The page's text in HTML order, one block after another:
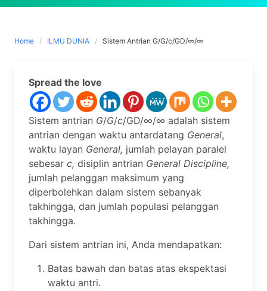
Home ILMU DUNIA Sistem Antrian G/G/c/GD/∞/∞
Spread the love
Sistem antrian G/G/c/GD/∞/∞ adalah sistem
antrian dengan waktu antardatang General,
waktu layan General, jumlah pelayan paralel
sebesar c, disiplin antrian General Discipline,
jumlah pelanggan maksimum yang
diperbolehkan dalam sistem sebanyak
takhingga, dan jumlah populasi pelanggan
takhingga.
Dari sistem antrian ini, Anda mendapatkan:
Batas bawah dan batas atas ekspektasi
waktu antri.